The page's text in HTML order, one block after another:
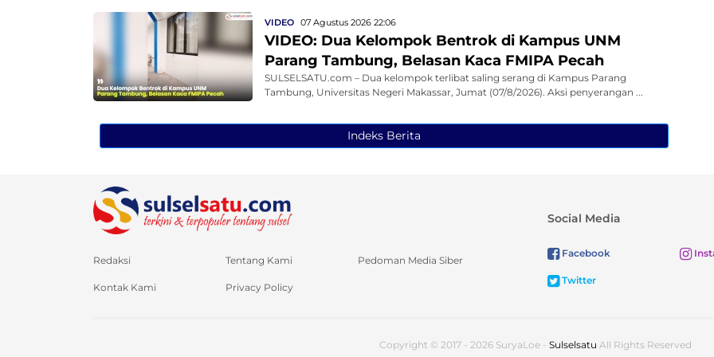
VIDEO 07 Agustus 2026 22:06
VIDEO: Dua Kelompok Bentrok di Kampus UNM
Parang Tambung, Belasan Kaca FMIPA Pecah
SULSELSATU.com – Dua kelompok terlibat saling serang di Kampus Parang
Tambung, Universitas Negeri Makassar, Jumat (07/8/2026). Aksi penyerangan ...
Indeks Berita
Redaksi Tentang Kami Pedoman Media Siber
Kontak Kami Privacy Policy
Social Media
Facebook
Twitter
Copyright © 2017 - 2026 SuryaLoe - Sulselsatu All Rights Reserved